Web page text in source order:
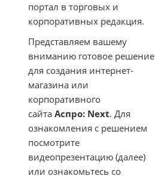
портал в торговых и
корпоративных редакция.
Представляем вашему
вниманию готовое решение
для создания интернет-
магазина или
корпоративного
сайта Аспро: Next. Для
ознакомления с решением
посмотрите
видеопрезентацию (далее)
или ознакомьтесь со